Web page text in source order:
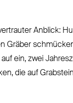
Anblick:
Gräber
ein, zwei
die auf